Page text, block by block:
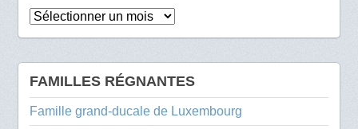
Archives
FAMILLES RÉGNANTES
Famille grand-ducale de Luxembourg